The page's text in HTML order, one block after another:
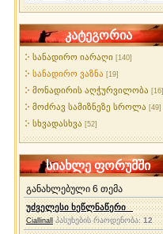
კატეგორია
სანადირო იარაღი [140]
სანადირო ვაზნა [19]
მონადირის აღჭურვილობა [16]
მოძრავ სამიზნეზე სროლა [49]
სხვადასხვა [52]
სიახლე ფორუმში
განახლებული 6 თემა
უძველესი ხეწლნაწერი
Ciallinall პასუხების რაოდენობა:12